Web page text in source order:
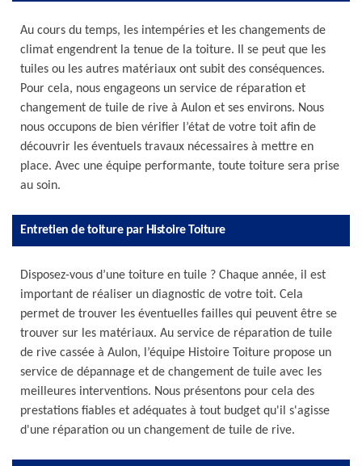
Au cours du temps, les intempéries et les changements de
climat engendrent la tenue de la toiture. Il se peut que les
tuiles ou les autres matériaux ont subit des conséquences.
Pour cela, nous engageons un service de réparation et
changement de tuile de rive à Aulon et ses environs. Nous
nous occupons de bien vérifier l’état de votre toit afin de
découvrir les éventuels travaux nécessaires à mettre en
place. Avec une équipe performante, toute toiture sera prise
au soin.
Entretien de toiture par Histoire Toiture
Disposez-vous d’une toiture en tuile ? Chaque année, il est
important de réaliser un diagnostic de votre toit. Cela
permet de trouver les éventuelles failles qui peuvent être se
trouver sur les matériaux. Au service de réparation de tuile
de rive cassée à Aulon, l’équipe Histoire Toiture propose un
service de dépannage et de changement de tuile avec les
meilleures interventions. Nous présentons pour cela des
prestations fiables et adéquates à tout budget qu'il s'agisse
d'une réparation ou un changement de tuile de rive.